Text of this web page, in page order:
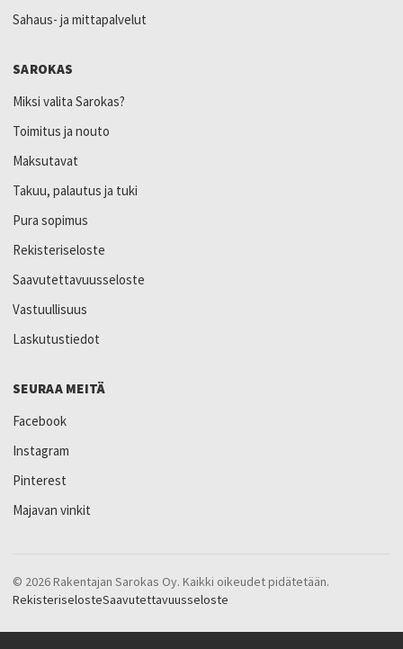
Sahaus- ja mittapalvelut
SAROKAS
Miksi valita Sarokas?
Toimitus ja nouto
Maksutavat
Takuu, palautus ja tuki
Pura sopimus
Rekisteriseloste
Saavutettavuusseloste
Vastuullisuus
Laskutustiedot
SEURAA MEITÄ
Facebook
Instagram
Pinterest
Majavan vinkit
© 2026 Rakentajan Sarokas Oy. Kaikki oikeudet pidätetään.
RekisteriselosteSaavutettavuusseloste